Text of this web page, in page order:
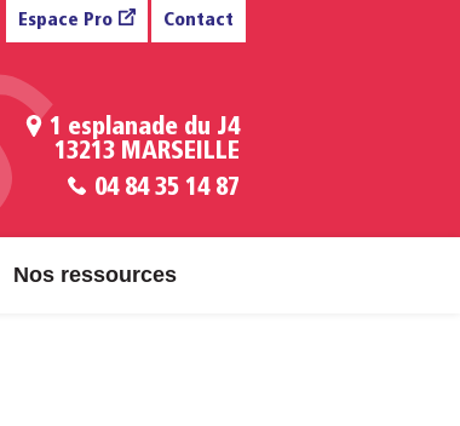
Espace Pro Contact
1 esplanade du J4
13213 MARSEILLE
04 84 35 14 87
Nos ressources